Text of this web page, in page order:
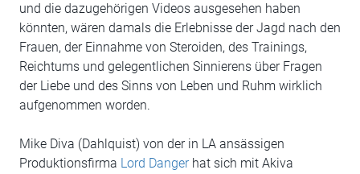
und die dazugehörigen Videos ausgesehen haben
könnten, wären damals die Erlebnisse der Jagd nach den
Frauen, der Einnahme von Steroiden, des Trainings,
Reichtums und gelegentlichen Sinnierens über Fragen
der Liebe und des Sinns von Leben und Ruhm wirklich
aufgenommen worden.
Mike Diva (Dahlquist) von der in LA ansässigen
Produktionsfirma Lord Dangerhat sich mit Akiva